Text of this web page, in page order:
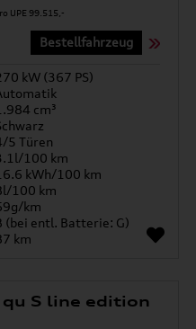
Bestellfahrzeug
kW (367 PS)
cm³
5 Türen
100 km
kWh/100 km
100 km
km
(bei entl. Batterie: G)
km
S line edition